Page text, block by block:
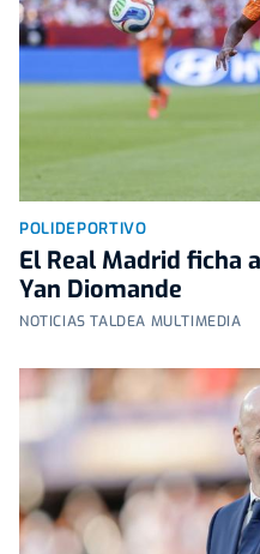
POLIDEPORTIVO
El Real Madrid ficha
Yan Diomande
NOTICIAS TALDEA MULTIMEDIA